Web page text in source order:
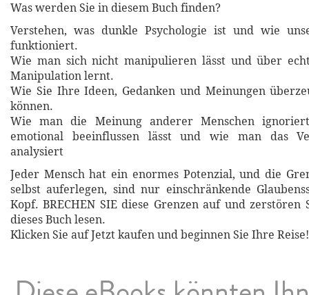
Was werden Sie in diesem Buch finden?
Verstehen, was dunkle Psychologie ist und wie
funktioniert.
Wie man sich nicht manipulieren lässt und über
Manipulation lernt.
Wie Sie Ihre Ideen, Gedanken und Meinungen
können.
Wie man die Meinung anderer Menschen
emotional beeinflussen lässt und wie man das
analysiert
Jeder Mensch hat ein enormes Potenzial, und die
selbst auferlegen, sind nur einschränkende
Kopf. BRECHEN SIE diese Grenzen auf und zerstören
dieses Buch lesen.
Klicken Sie auf Jetzt kaufen und beginnen Sie Ihre Reise!